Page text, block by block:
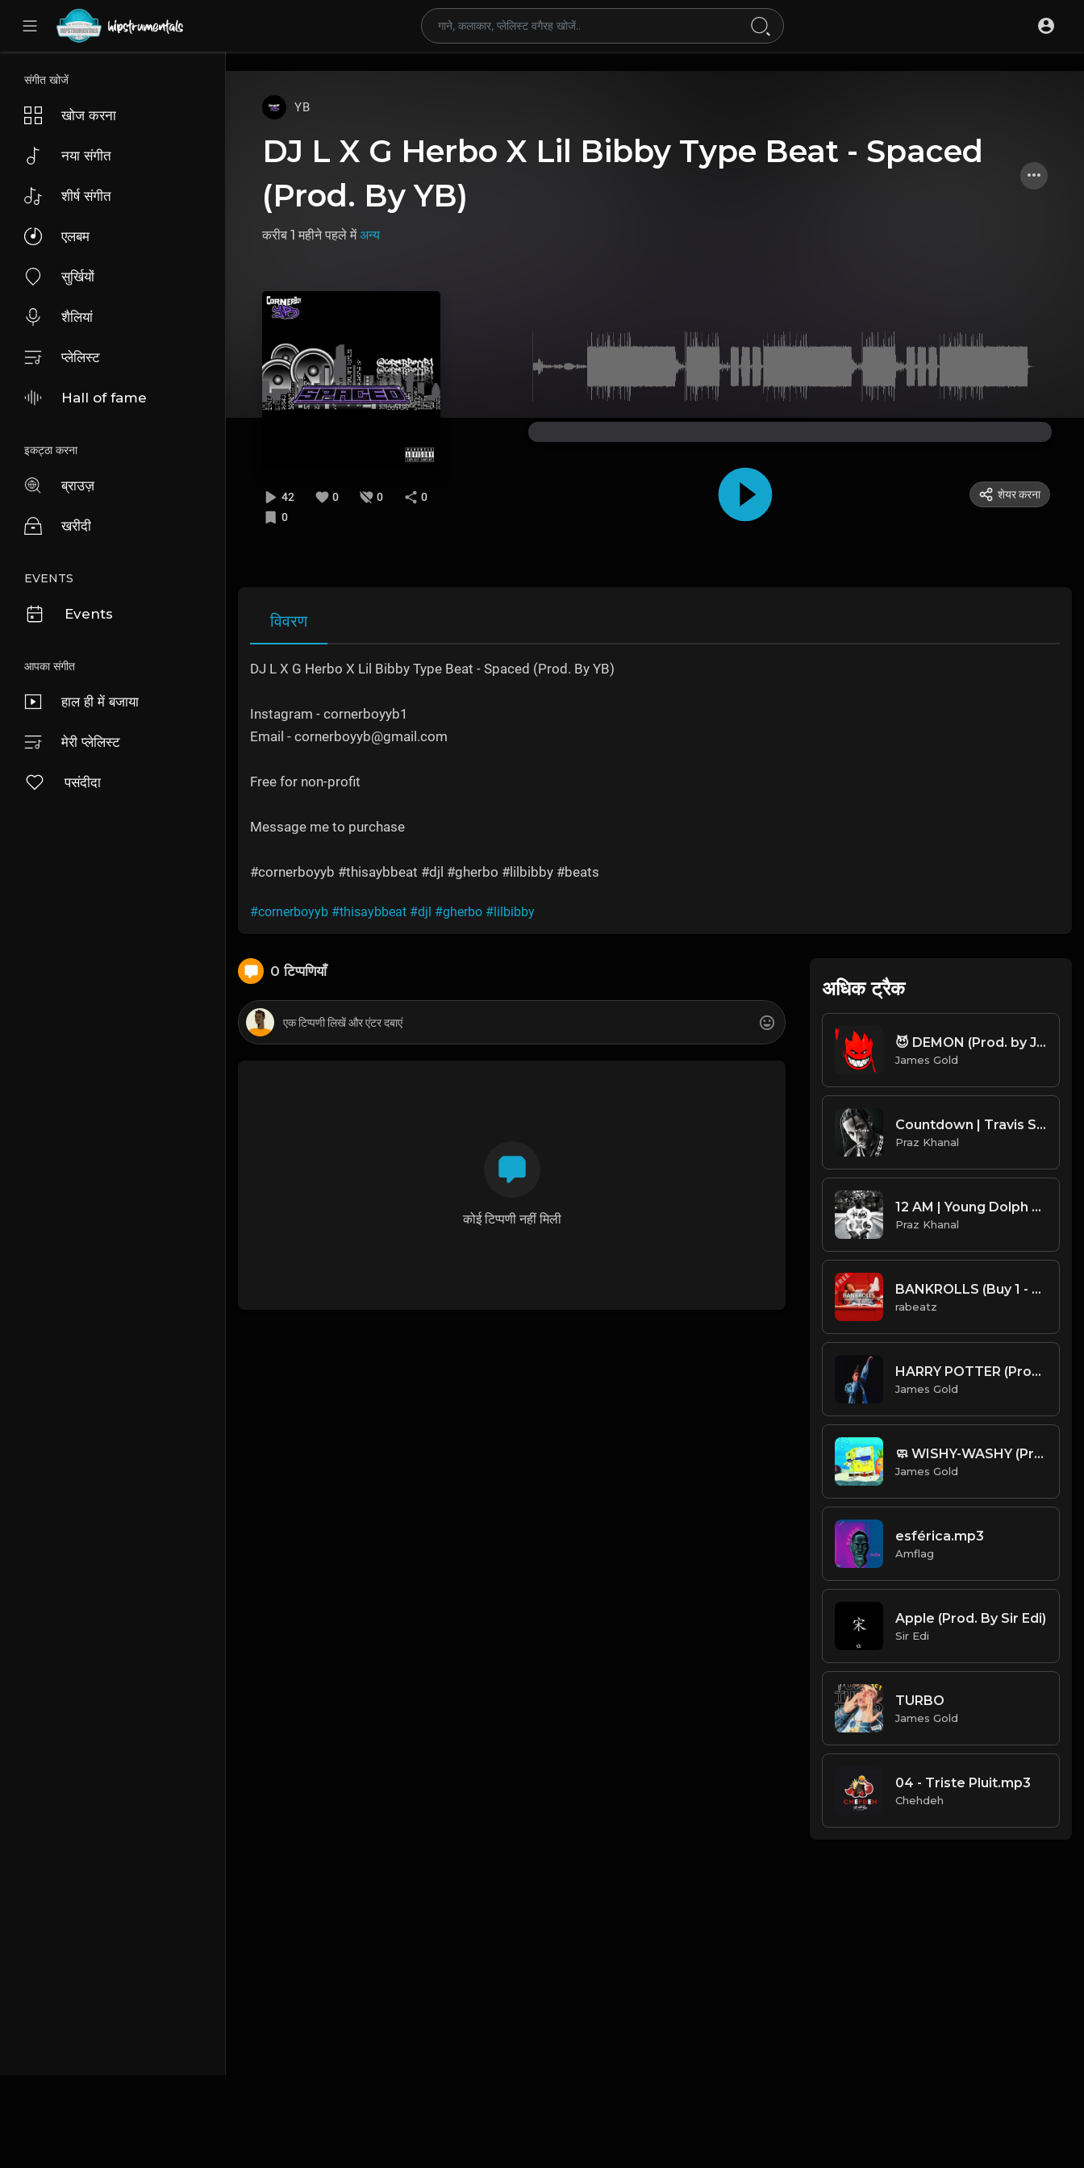
UA-36237165-1
संगीत खोजें
खोज करना
नया संगीत
शीर्ष संगीत
एलबम
सुर्खियों
शैलियां
प्लेलिस्ट
Hall of fame
इकट्ठा करना
ब्राउज़
खरीदी
EVENTS
Events
आपका संगीत
हाल ही में बजाया
मेरी प्लेलिस्ट
पसंदीदा
YB
DJ L X G Herbo X Lil Bibby Type Beat - Spaced
(Prod. By YB)
करीब 1 महीने पहले मेंअन्य
42 0 0
0
0
शेयर करना
विवरण
DJ L X G Herbo X Lil Bibby Type Beat - Spaced (Prod. By YB)
Instagram - cornerboyyb1
Email - cornerboyyb@gmail.com
Free for non-profit
Message me to purchase
#cornerboyyb #thisaybbeat #djl #gherbo #lilbibby #beats
#cornerboyyb #thisaybbeat #djl #gherbo #lilbibby
0 टिप्पणियाँ
कोई टिप्पणी नहीं मिली
अधिक ट्रैक
😈 DEMON (Prod. by James Gold)
James Gold
Countdown | Travis Scott Type Beat [Copyright Free Music]
Praz Khanal
12 AM | Young Dolph Type Beat [Copyright Free Music]
Praz Khanal
BANKROLLS (Buy 1 - Get 9 FREE)
rabeatz
HARRY POTTER (Prod. by James Gold)
James Gold
🧼 WISHY-WASHY (Prod. by James Gold)
James Gold
esférica.mp3
Amflag
Apple (Prod. By Sir Edi)
Sir Edi
TURBO
James Gold
04 - Triste Pluit.mp3
Chehdeh